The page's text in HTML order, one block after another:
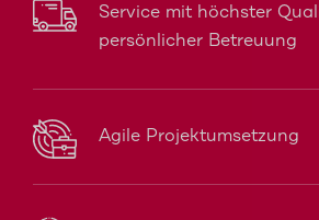
Service mit höchster
persönlicher Betreuung
Agile Projektumsetzung